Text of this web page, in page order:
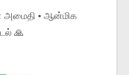
அமைதி • ஆன்மிக
🙏